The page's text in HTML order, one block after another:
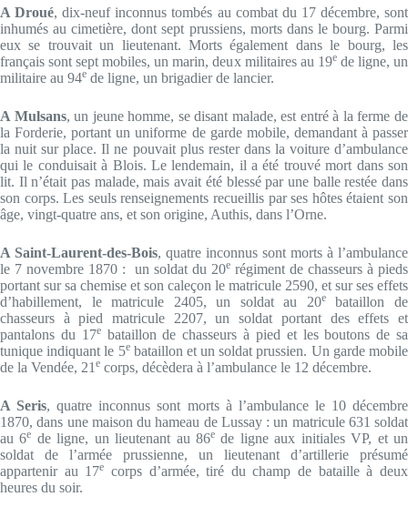
A Droué, dix-neuf inconnus tombés au combat du 17 décembre, sont
inhumés au cimetière, dont sept prussiens, morts dans le bourg. Parmi
eux se trouvait un lieutenant. Morts également dans le bourg, les
français sont sept mobiles, un marin, deux militaires au 19ede ligne, un
militaire au 94e de ligne, un brigadier de lancier.
A Mulsans, un jeune homme, se disant malade, est entré à la ferme de
la Forderie, portant un uniforme de garde mobile, demandant à passer
la nuit sur place. Il ne pouvait plus rester dans la voiture d’ambulance
qui le conduisait à Blois. Le lendemain, il a été trouvé mort dans son
lit. Il n’était pas malade, mais avait été blessé par une balle restée dans
son corps. Les seuls renseignements recueillis par ses hôtes étaient son
âge, vingt-quatre ans, et son origine, Authis, dans l’Orne.
A Saint-Laurent-des-Bois, quatre inconnus sont morts à l’ambulance
le 7 novembre 1870 : un soldat du 20e régiment de chasseurs à pieds
portant sur sa chemise et son caleçon le matricule 2590, et sur ses effets
d’habillement, le matricule 2405, un soldat au 20ebataillon de
chasseurs à pied matricule 2207, un soldat portant des effets et
pantalons du 17ebataillon de chasseurs à pied et les boutons de sa
tunique indiquant le 5ebataillon et un soldat prussien. Un garde mobile
de la Vendée, 21 e corps, décèdera à l’ambulance le 12 décembre.
A Seris, quatre inconnus sont morts à l’ambulance le 10 décembre
1870, dans une maison du hameau de Lussay : un matricule 631 soldat
au 6e de ligne, un lieutenant au 86e de ligne aux initiales VP, et un
soldat de l’armée prussienne, un lieutenant d’artillerie présumé
appartenir au 17e corps d’armée, tiré du champ de bataille à deux
heures du soir.